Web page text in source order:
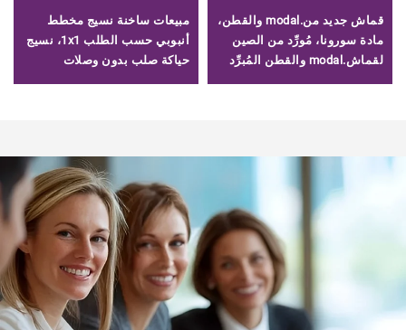
قماش جديد من.modal والقطن،
مادة سورونا، مُورِّد من الصين
لقماش.modal والقطن المُبرِّد
مبيعات ساخنة نسيج مخطط
أنبوبي حسب الطلب 1x1، نسيج
حياكة صلب بدون وصلات